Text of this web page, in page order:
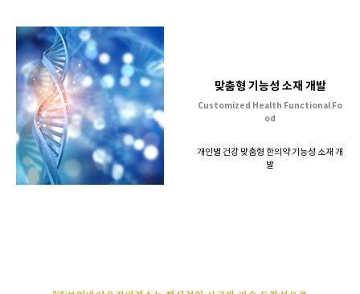
맞춤형 기능성 소재 개발
Customized Health Functional Fo
od
개인별 건강 맞춤형 한의약 기능성 소재 개
발